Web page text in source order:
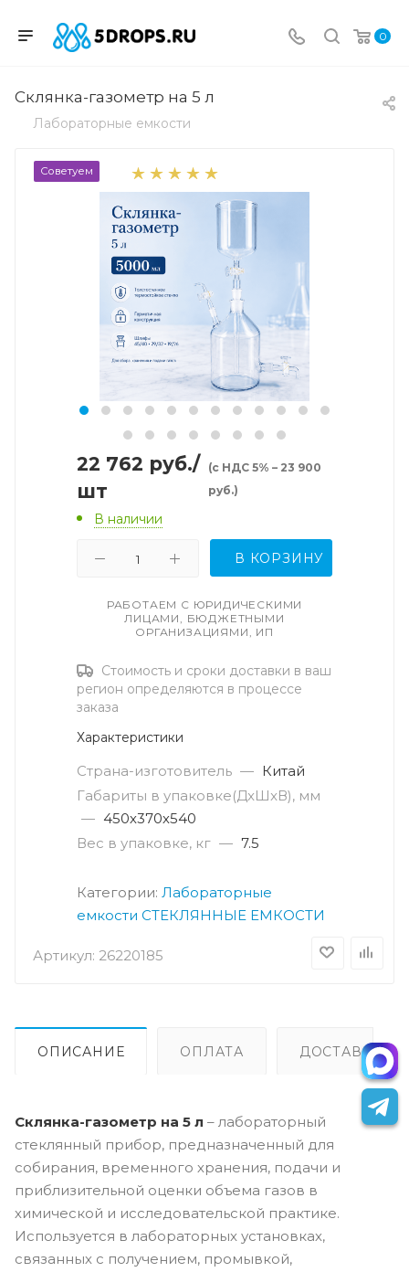
0
Склянка-газометр на 5 л
Лабораторные емкости
Советуем
Артикул: 26220185
22 762 руб./
шт
(с НДС 5% – 23 900
руб.)
В наличии
В КОРЗИНУ
РАБОТАЕМ С ЮРИДИЧЕСКИМИ
ЛИЦАМИ, БЮДЖЕТНЫМИ
ОРГАНИЗАЦИЯМИ, ИП
Стоимость и сроки доставки в ваш
регион определяются в процессе
заказа
Характеристики
Страна-изготовитель — Китай
Габариты в упаковке(ДxШxВ), мм
— 450х370х540
Вес в упаковке, кг — 7.5
Категории: Лабораторные
емкости СТЕКЛЯННЫЕ ЕМКОСТИ
ОПИСАНИЕ ОПЛАТА ДОСТАВКА
Склянка-газометр на 5 л – лабораторный
стеклянный прибор, предназначенный для
собирания, временного хранения, подачи и
приблизительной оценки объема газов в
химической и исследовательской практике.
Используется в лабораторных установках,
связанных с получением, промывкой,